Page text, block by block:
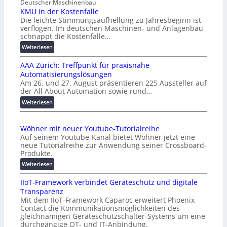
Deutscher Maschinenbau
KMU in der Kostenfalle
Die leichte Stimmungsaufhellung zu Jahresbeginn ist
verflogen. Im deutschen Maschinen- und Anlagenbau
schnappt die Kostenfalle…
Weiterlesen:
K
M
U
i
n
d
e
K
o
s
e
n
f
a
l
l
e
AAA Zürich: Treffpunkt für praxisnahe
Automatisierungslösungen
Am 26. und 27. August präsentieren 225 Aussteller auf
der All About Automation sowie rund…
Weiterlesen:
A
A
Z
ü
i
c
h
:
T
r
e
Wöhner mit neuer Youtube-Tutorialreihe
Auf seinem Youtube-Kanal bietet Wöhner jetzt eine
neue Tutorialreihe zur Anwendung seiner Crossboard-
Produkte.
Weiterlesen:
W
ö
h
n
e
r
IIoT-Framework verbindet Geräteschutz und digitale
Transparenz
Mit dem IIoT-Framework Caparoc erweitert Phoenix
Contact die Kommunikationsmöglichkeiten des
gleichnamigen Geräteschutzschalter-Systems um eine
durchgängige OT- und IT-Anbindung.